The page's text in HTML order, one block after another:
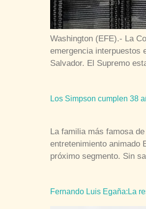
Washington (EFE).- La
emergencia interpuestos
Salvador. El Supremo
Los Simpson cumplen 38
La familia más famosa
entretenimiento animado
próximo segmento. Sin
Fernando Luis Egaña:La